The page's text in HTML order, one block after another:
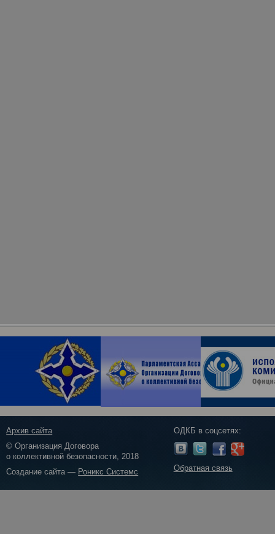
Архив сайта
© Организация Договора
о коллективной безопасности, 2018
Создание сайта — Роникс Системс
ОДКБ в соцсетях:
Обратная связь